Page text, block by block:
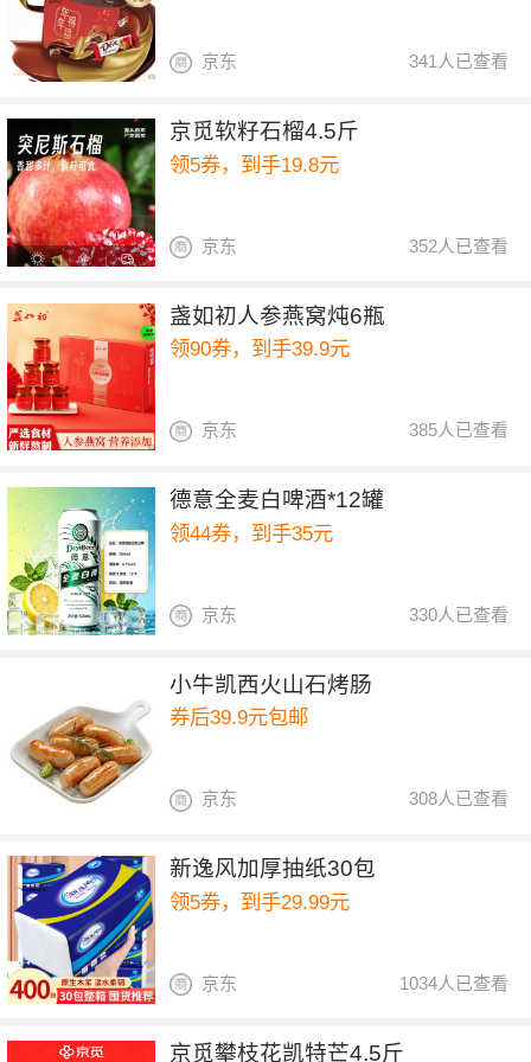
341人已查看
京东
京觅软籽石榴4.5斤
领5券，到手19.8元
352人已查看
京东
盏如初人参燕窝炖6瓶
领90券，到手39.9元
385人已查看
京东
德意全麦白啤酒*12罐
领44券，到手35元
330人已查看
京东
小牛凯西火山石烤肠
券后39.9元包邮
308人已查看
京东
新逸风加厚抽纸30包
领5券，到手29.99元
1034人已查看
京东
京觅攀枝花凯特芒4.5斤